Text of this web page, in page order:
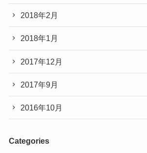
2018年2月
2018年1月
2017年12月
2017年9月
2016年10月
Categories